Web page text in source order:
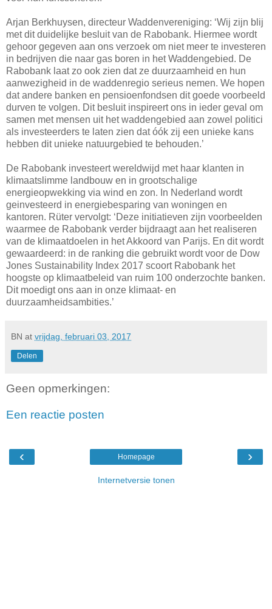
Arjan Berkhuysen, directeur Waddenvereniging: ‘Wij zijn blij
met dit duidelijke besluit van de Rabobank. Hiermee wordt
gehoor gegeven aan ons verzoek om niet meer te investeren
in bedrijven die naar gas boren in het Waddengebied. De
Rabobank laat zo ook zien dat ze duurzaamheid en hun
aanwezigheid in de waddenregio serieus nemen. We hopen
dat andere banken en pensioenfondsen dit goede voorbeeld
durven te volgen. Dit besluit inspireert ons in ieder geval om
samen met mensen uit het waddengebied aan zowel politici
als investeerders te laten zien dat óók zij een unieke kans
hebben dit unieke natuurgebied te behouden.’
De Rabobank investeert wereldwijd met haar klanten in
klimaatslimme landbouw en in grootschalige
energieopwekking via wind en zon. In Nederland wordt
geinvesteerd in energiebesparing van woningen en
kantoren. Rüter vervolgt: ‘Deze initiatieven zijn voorbeelden
waarmee de Rabobank verder bijdraagt aan het realiseren
van de klimaatdoelen in het Akkoord van Parijs. En dit wordt
gewaardeerd: in de ranking die gebruikt wordt voor de Dow
Jones Sustainability Index 2017 scoort Rabobank het
hoogste op klimaatbeleid van ruim 100 onderzochte banken.
Dit moedigt ons aan in onze klimaat- en
duurzaamheidsambities.’
BN at vrijdag, februari 03, 2017
Delen
Geen opmerkingen:
Een reactie posten
‹ ›
Homepage
Internetversie tonen